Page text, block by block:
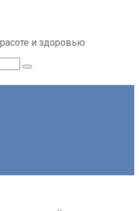
и здоровью